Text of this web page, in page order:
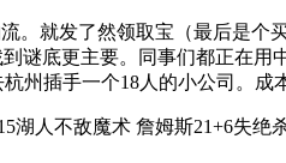
发了然领取宝（最后是个
底更主要。同事们都正在用
州插手一个18人的小公司。成
不敌魔术 詹姆斯21+6失绝